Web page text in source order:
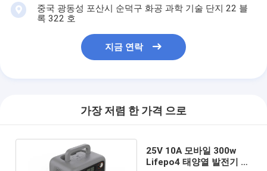
중국 광동성 포산시 순덕구 화공 과학 기술 단지 22 블
록 322 호
지금 연락
가장 저렴 한 가격 으로
25V 10A 모바일 300w
Lifepo4 태양열 발전기 휴